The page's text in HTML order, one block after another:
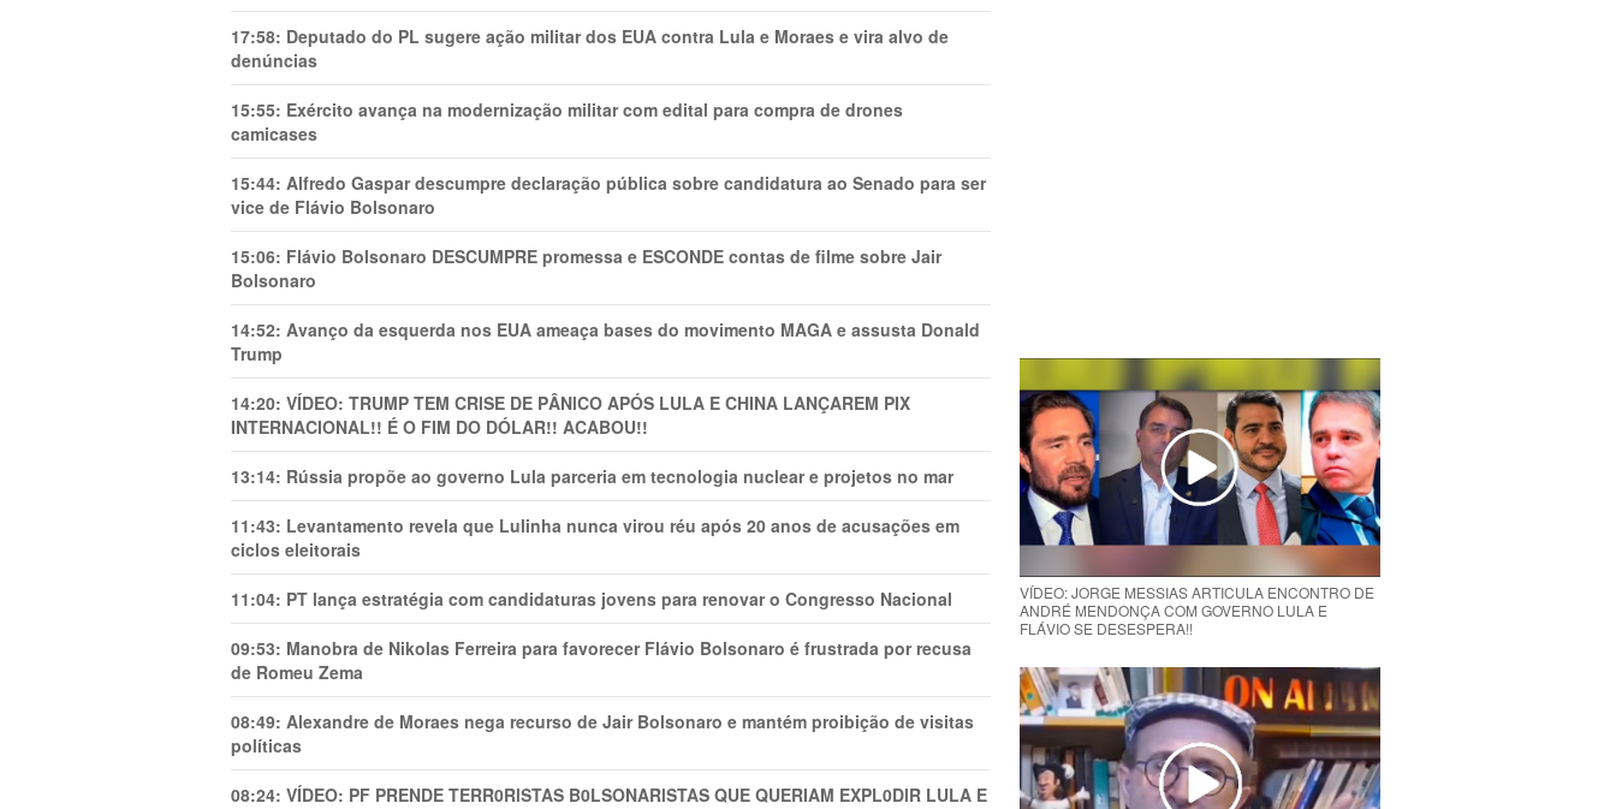
17:58: Deputado do PL sugere ação militar dos EUA contra Lula e Moraes e vira alvo de
denúncias
15:55: Exército avança na modernização militar com edital para compra de drones
camicases
15:44: Alfredo Gaspar descumpre declaração pública sobre candidatura ao Senado para ser
vice de Flávio Bolsonaro
15:06: Flávio Bolsonaro DESCUMPRE promessa e ESCONDE contas de filme sobre Jair
Bolsonaro
14:52: Avanço da esquerda nos EUA ameaça bases do movimento MAGA e assusta Donald
Trump
14:20: VÍDEO: TRUMP TEM CRlSE DE PÂNlCO APÓS LULA E CHINA LANÇAREM PIX
INTERNACIONAL!! É O FIM DO DÓLAR!! ACABOU!!
13:14: Rússia propõe ao governo Lula parceria em tecnologia nuclear e projetos no mar
11:43: Levantamento revela que Lulinha nunca virou réu após 20 anos de acusações em
ciclos eleitorais
11:04: PT lança estratégia com candidaturas jovens para renovar o Congresso Nacional
09:53: Manobra de Nikolas Ferreira para favorecer Flávio Bolsonaro é frustrada por recusa
de Romeu Zema
08:49: Alexandre de Moraes nega recurso de Jair Bolsonaro e mantém proibição de visitas
políticas
08:24: VÍDEO: PF PRENDE TERR0RlSTAS B0LSONARlSTAS QUE QUERIAM EXPL0DlR LULA E
VÍDEO: JORGE MESSIAS ARTICULA ENCONTRO DE
ANDRÉ MENDONÇA COM GOVERNO LULA E
FLÁVIO SE DESESPERA!!